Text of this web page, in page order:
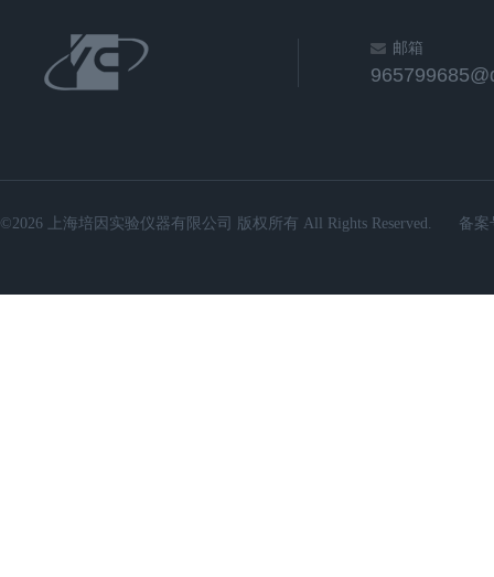
邮箱
©2026 上海培因实验仪器有限公司 版权所有 All Rights Reserved. 备案